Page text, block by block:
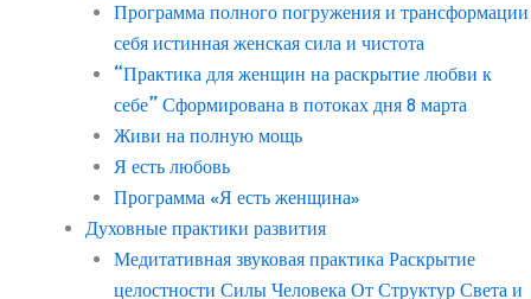
Программа полного погружения и трансформации
себя истинная женская сила и чистота
“Практика для женщин на раскрытие любви к
себе” Сформирована в потоках дня 8 марта
Живи на полную мощь
Я есть любовь
Программа «Я есть женщина»
Духовные практики развития
Медитативная звуковая практика Раскрытие
целостности Силы Человека От Структур Света и